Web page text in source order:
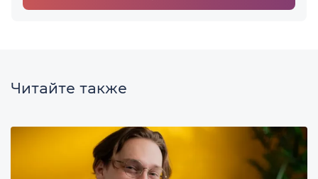
Читайте также